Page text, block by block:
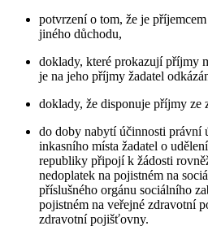
potvrzení o tom, že je
jiného důchodu,
doklady, které prokazují příjmy
je na jeho příjmy žadatel
doklady, že disponuje příjmy ze
do doby nabytí účinnosti právní
inkasního místa žadatel o
republiky připojí k žádosti
nedoplatek na pojistném na
příslušného orgánu sociálního
pojistném na veřejné zdravotní
zdravotní pojišťovny.